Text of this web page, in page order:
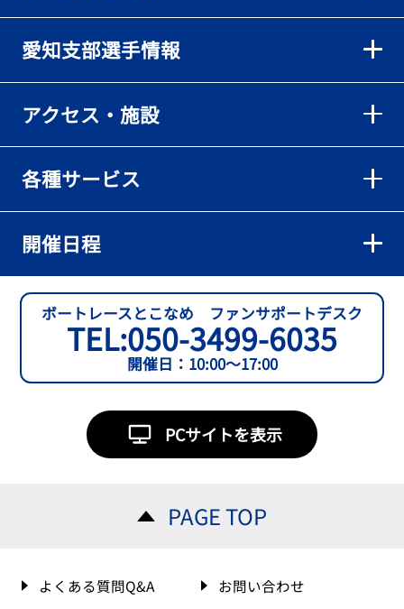
愛知支部選手情報
アクセス・施設
各種サービス
開催日程
ボートレースとこなめ ファンサポートデスク
TEL:050-3499-6035
開催日：10:00～17:00
PCサイトを表示
PAGE TOP
よくある質問Q&A お問い合わせ